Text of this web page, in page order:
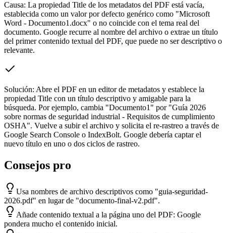
Causa: La propiedad Title de los metadatos del PDF está vacía,
establecida como un valor por defecto genérico como "Microsoft
Word - Documento1.docx" o no coincide con el tema real del
documento. Google recurre al nombre del archivo o extrae un título
del primer contenido textual del PDF, que puede no ser descriptivo o
relevante.
Solución: Abre el PDF en un editor de metadatos y establece la
propiedad Title con un título descriptivo y amigable para la
búsqueda. Por ejemplo, cambia "Documento1" por "Guía 2026
sobre normas de seguridad industrial - Requisitos de cumplimiento
OSHA". Vuelve a subir el archivo y solicita el re-rastreo a través de
Google Search Console o IndexBolt. Google debería captar el
nuevo título en uno o dos ciclos de rastreo.
Consejos pro
Usa nombres de archivo descriptivos como "guia-seguridad-
2026.pdf" en lugar de "documento-final-v2.pdf".
Añade contenido textual a la página uno del PDF: Google
pondera mucho el contenido inicial.